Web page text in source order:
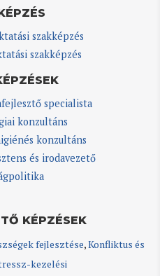
szakképzés
szakképzés
specialista
konzultáns
konzultáns
és irodavezető
KÉPZÉSEK
fejlesztése,Konfliktus és
kezelési